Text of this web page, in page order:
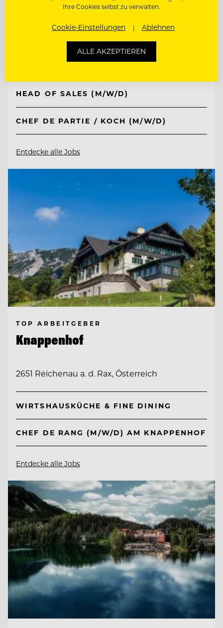
TOP ARBEITGEBER
Lehrieder Catering-Party-Service
90471 Nürnberg - Südoststadt , Deutschland
HEAD OF SALES (M/W/D)
CHEF DE PARTIE / KOCH (M/W/D)
Entdecke alle Jobs
TOP ARBEITGEBER
Knappenhof
2651 Reichenau a. d. Rax, Österreich
WIRTSHAUSKÜCHE & FINE DINING
CHEF DE RANG (M/W/D) AM KNAPPENHOF
Entdecke alle Jobs
Ihre Cookies selbst zu verwalten.
Cookie-Einstellungen Ablehnen
ALLE AKZEPTIEREN